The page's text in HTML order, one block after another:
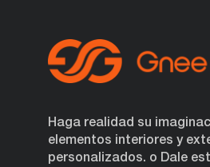
Haga realidad su
elementos interiores y
personalizados. o Dale